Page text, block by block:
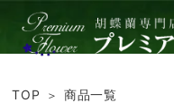
TOP 商品一覧